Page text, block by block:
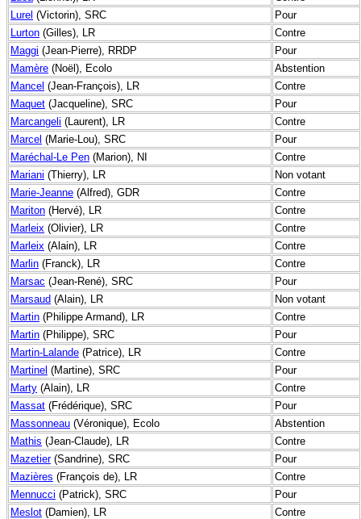
Lurel (Victorin), SRC
Pour
Lurton (Gilles), LR
Contre
Maggi (Jean-Pierre), RRDP
Pour
Mamère (Noël), Ecolo
Abstention
Mancel (Jean-François), LR
Contre
Maquet (Jacqueline), SRC
Pour
Marcangeli (Laurent), LR
Contre
Marcel (Marie-Lou), SRC
Pour
Maréchal-Le Pen (Marion), NI
Contre
Mariani (Thierry), LR
Non votant
Marie-Jeanne (Alfred), GDR
Contre
Mariton (Hervé), LR
Contre
Marleix (Olivier), LR
Contre
Marleix (Alain), LR
Contre
Marlin (Franck), LR
Contre
Marsac (Jean-René), SRC
Pour
Marsaud (Alain), LR
Non votant
Martin (Philippe Armand), LR
Contre
Martin (Philippe), SRC
Pour
Martin-Lalande (Patrice), LR
Contre
Martinel (Martine), SRC
Pour
Marty (Alain), LR
Contre
Massat (Frédérique), SRC
Pour
Massonneau (Véronique), Ecolo
Abstention
Mathis (Jean-Claude), LR
Contre
Mazetier(Sandrine), SRC
Pour
Mazières (François de), LR
Contre
Mennucci (Patrick), SRC
Pour
Meslot (Damien), LR
Contre